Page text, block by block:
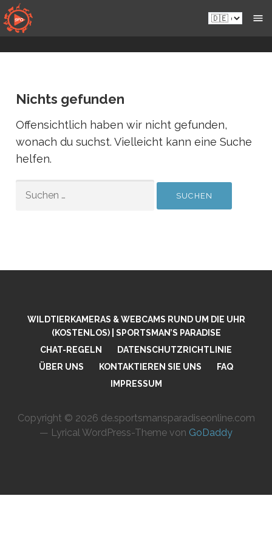
Zum
Inhalt
springen
de.sportsmansparadiseonline.com
Live-
Wildkameras
Nichts gefunden
Offensichtlich haben wir nicht gefunden,
wonach du suchst. Vielleicht kann eine Suche
helfen.
NACH:
WILDTIERKAMERAS & WEBCAMS RUND UM DIE UHR
(KOSTENLOS) | SPORTSMAN’S PARADISE
CHAT-REGELN
DATENSCHUTZRICHTLINIE
ÜBER UNS
KONTAKTIEREN SIE UNS
FAQ
IMPRESSUM
Copyright © 2026 de.sportsmansparadiseonline.com
— Lyrical WordPress-Theme von GoDaddy